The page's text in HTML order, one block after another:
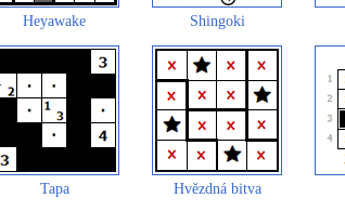
Heyawake Shingoki
Tapa Hvězdná bitva